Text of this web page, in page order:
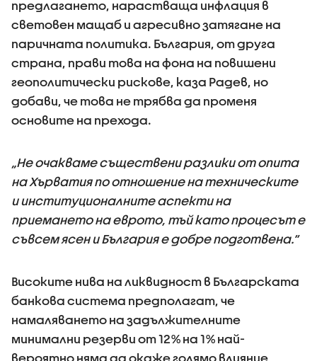
предлагането, нарастваща инфлация в
световен мащаб и агресивно затягане на
паричната политика. България, от друга
страна, прави това на фона на повишени
геополитически рискове, каза Радев, но
добави, че това не трябва да променя
основите на прехода.
„Не очакваме съществени разлики от опита
на Хърватия по отношение на техническите
и институционалните аспекти на
приемането на еврото, тъй като процесът е
съвсем ясен и България е добре подготвена.“
Високите нива на ликвидност в Българската
банкова система предполагат, че
намаляването на задължителните
минимални резерви от 12% на 1% най-
вероятно няма да окаже голямо влияние